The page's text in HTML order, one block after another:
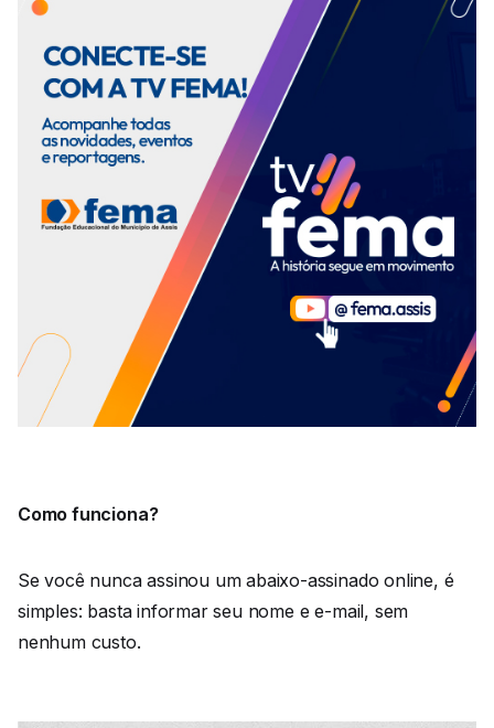
Como funciona?
Se você nunca assinou um abaixo-assinado online, é
simples: basta informar seu nome e e-mail, sem
nenhum custo.